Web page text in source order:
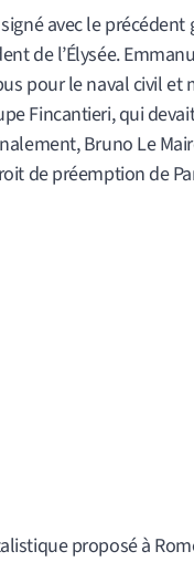
avec le
de l’Élysée.
pour le naval civil
Fincantieri, qui
Bruno Le
de préemption de
proposé à